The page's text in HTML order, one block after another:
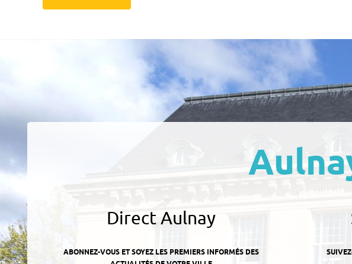
Direct Aulnay
ABONNEZ-VOUS ET SOYEZ LES PREMIERS INFORMÉS DES